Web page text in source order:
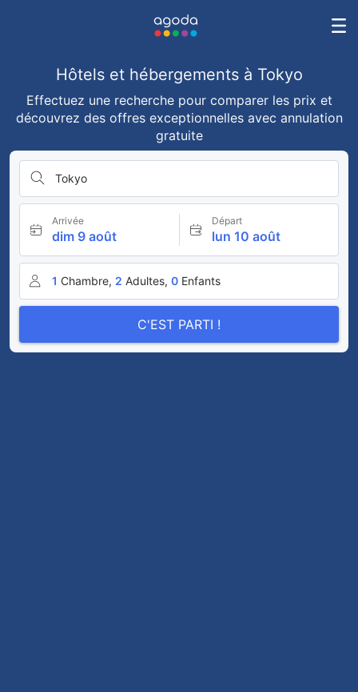
Hôtels et hébergements à Tokyo
Effectuez une recherche pour comparer les prix et
découvrez des offres exceptionnelles avec annulation
gratuite
Tokyo
Arrivée
dim 9 août
Départ
lun 10 août
1 Chambre, 2 Adultes, 0 Enfants
C'EST PARTI !